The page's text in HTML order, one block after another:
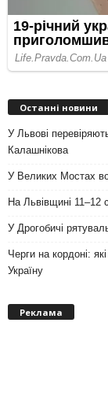
Останні новини
У Львові
Калашнікова
У Великих Мостах
На Львівщині 11–12
У Дрогобичі
Черги на кордоні:
Україну
Реклама